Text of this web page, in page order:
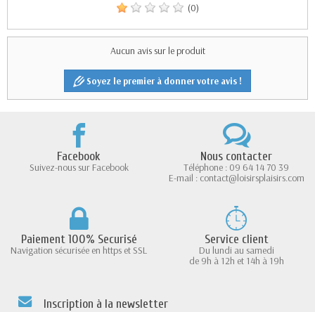
(0)
Aucun avis sur le produit
Soyez le premier à donner votre avis !
Facebook
Suivez-nous sur Facebook
Nous contacter
Téléphone : 09 64 14 70 39
E-mail : contact@loisirsplaisirs.com
Paiement 100% Securisé
Navigation sécurisée en https et SSL
Service client
Du lundi au samedi
de 9h à 12h et 14h à 19h
Inscription à la newsletter